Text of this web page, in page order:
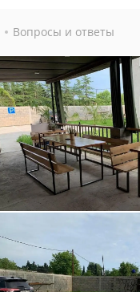
Вопросы и ответы